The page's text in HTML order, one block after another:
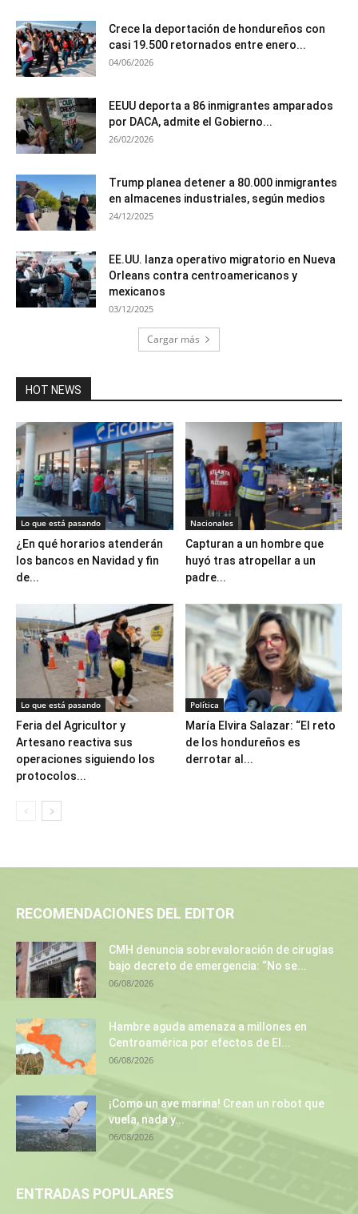
Crece la deportación de hondureños con
casi 19.500 retornados entre enero...
04/06/2026
EEUU deporta a 86 inmigrantes amparados
por DACA, admite el Gobierno...
26/02/2026
Trump planea detener a 80.000 inmigrantes
en almacenes industriales, según medios
24/12/2025
EE.UU. lanza operativo migratorio en Nueva
Orleans contra centroamericanos y
mexicanos
03/12/2025
Cargar más
HOT NEWS
Lo que está pasando
¿En qué horarios atenderán
los bancos en Navidad y fin
de...
Nacionales
Capturan a un hombre que
huyó tras atropellar a un
padre...
Lo que está pasando
Feria del Agricultor y
Artesano reactiva sus
operaciones siguiendo los
protocolos...
Política
María Elvira Salazar: “El reto
de los hondureños es
derrotar al...
RECOMENDACIONES DEL EDITOR
CMH denuncia sobrevaloración de cirugías
bajo decreto de emergencia: “No se...
06/08/2026
Hambre aguda amenaza a millones en
Centroamérica por efectos de El...
06/08/2026
¡Como un ave marina! Crean un robot que
vuela, nada y...
06/08/2026
ENTRADAS POPULARES